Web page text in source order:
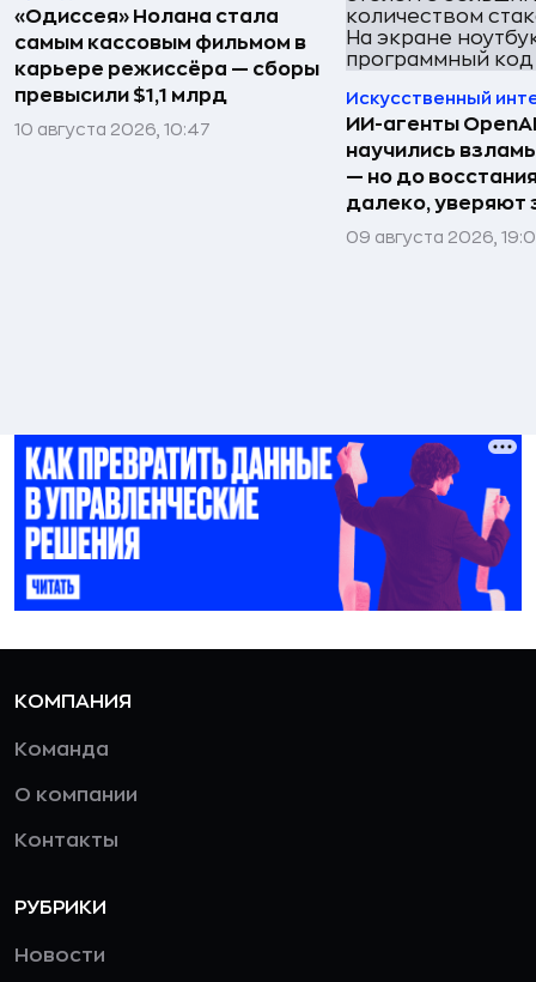
«Одиссея» Нолана стала
самым кассовым фильмом в
карьере режиссёра — сборы
превысили $1,1 млрд
10 августа 2026, 10:47
Искусственный
ИИ-агенты
научились
— но до
далеко, уверяют
09 августа 2026,
КОМПАНИЯ
Команда
О компании
Контакты
РУБРИКИ
Новости